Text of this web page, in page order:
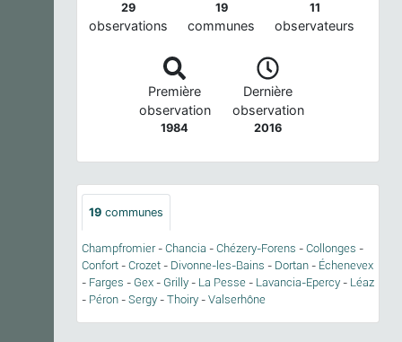
29
observations
19
communes
11
observateurs
Première
observation
1984
Dernière
observation
2016
19 communes
Champfromier- Chancia - Chézery-Forens - Collonges -
Confort - Crozet - Divonne-les-Bains - Dortan - Échenevex
- Farges - Gex - Grilly - La Pesse - Lavancia-Epercy - Léaz
- Péron - Sergy - Thoiry - Valserhône